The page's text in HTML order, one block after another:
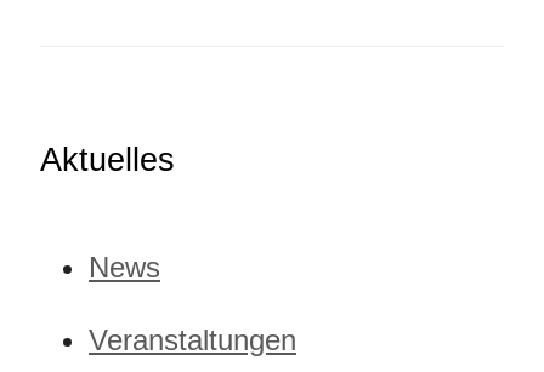
Aktuelles
News
Veranstaltungen